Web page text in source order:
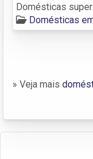
Domésticas
Domésticas
» Veja mais